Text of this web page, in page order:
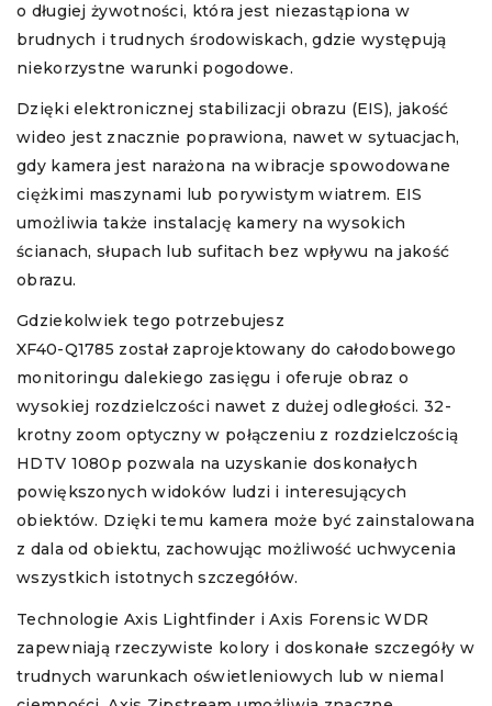
o długiej żywotności, która jest niezastąpiona w
brudnych i trudnych środowiskach, gdzie występują
niekorzystne warunki pogodowe.
Dzięki elektronicznej stabilizacji obrazu (EIS), jakość
wideo jest znacznie poprawiona, nawet w sytuacjach,
gdy kamera jest narażona na wibracje spowodowane
ciężkimi maszynami lub porywistym wiatrem. EIS
umożliwia także instalację kamery na wysokich
ścianach, słupach lub sufitach bez wpływu na jakość
obrazu.
Gdziekolwiek tego potrzebujesz
XF40-Q1785 został zaprojektowany do całodobowego
monitoringu dalekiego zasięgu i oferuje obraz o
wysokiej rozdzielczości nawet z dużej odległości. 32-
krotny zoom optyczny w połączeniu z rozdzielczością
HDTV 1080p pozwala na uzyskanie doskonałych
powiększonych widoków ludzi i interesujących
obiektów. Dzięki temu kamera może być zainstalowana
z dala od obiektu, zachowując możliwość uchwycenia
wszystkich istotnych szczegółów.
Technologie Axis Lightfinder i Axis Forensic WDR
zapewniają rzeczywiste kolory i doskonałe szczegóły w
trudnych warunkach oświetleniowych lub w niemal